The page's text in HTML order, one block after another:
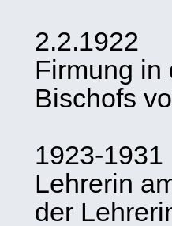
2.2.1922
Firmung in
Bischofs
1923-1931
Lehrerin
der